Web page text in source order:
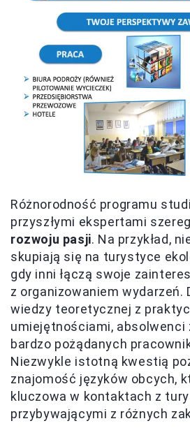
Różnorodność programu
przyszłymi ekspertami szereg
rozwoju pasji. Na przykład,
skupiają się na turystyce
gdy inni łączą swoje
z organizowaniem wydarzeń.
wiedzy teoretycznej z
umiejętnościami,
bardzo pożądanych
Niezwykle istotną kwestią
znajomość języków obcych,
kluczowa w kontaktach z
przybywającymi z różnych